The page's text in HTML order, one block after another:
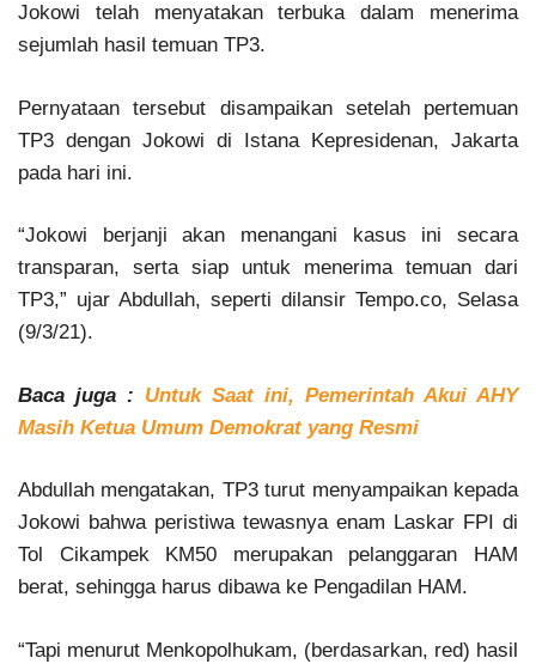
Jokowi telah menyatakan terbuka dalam menerima
sejumlah hasil temuan TP3.
Pernyataan tersebut disampaikan setelah pertemuan
TP3 dengan Jokowi di Istana Kepresidenan, Jakarta
pada hari ini.
“Jokowi berjanji akan menangani kasus ini secara
transparan, serta siap untuk menerima temuan dari
TP3,” ujar Abdullah, seperti dilansir Tempo.co, Selasa
(9/3/21).
Baca juga : Untuk Saat ini, Pemerintah Akui AHY
Masih Ketua Umum Demokrat yang Resmi
Abdullah mengatakan, TP3 turut menyampaikan kepada
Jokowi bahwa peristiwa tewasnya enam Laskar FPI di
Tol Cikampek KM50 merupakan pelanggaran HAM
berat, sehingga harus dibawa ke Pengadilan HAM.
“Tapi menurut Menkopolhukam, (berdasarkan, red) hasil